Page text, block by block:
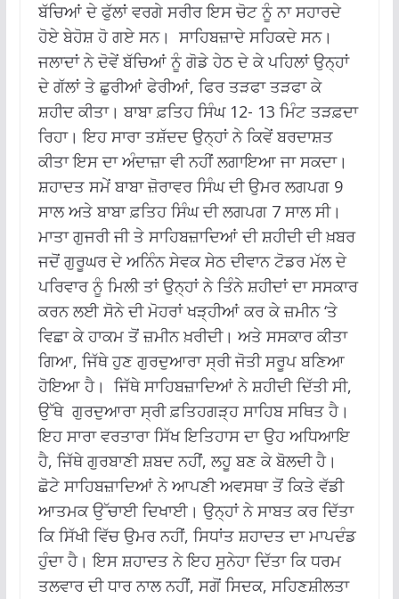
ਬੱਚਿਆਂ ਦੇ ਫੁੱਲਾਂ ਵਰਗੇ ਸਰੀਰ ਇਸ ਚੋਟ ਨੂੰ ਨਾ ਸਹਾਰਦੇ
ਹੋਏ ਬੇਹੋਸ਼ ਹੋ ਗਏ ਸਨ। ਸਾਹਿਬਜ਼ਾਦੇ ਸਹਿਕਦੇ ਸਨ।
ਜਲਾਦਾਂ ਨੇ ਦੋਵੇਂ ਬੱਚਿਆਂ ਨੂੰ ਗੋਡੇ ਹੇਠ ਦੇ ਕੇ ਪਹਿਲਾਂ ਉਨ੍ਹਾਂ
ਦੇ ਗੱਲਾਂ ਤੇ ਛੁਰੀਆਂ ਫੇਰੀਆਂ, ਫਿਰ ਤੜਫਾ ਤੜਫਾ ਕੇ
ਸ਼ਹੀਦ ਕੀਤਾ। ਬਾਬਾ ਫ਼ਤਿਹ ਸਿੰਘ 12- 13 ਮਿੰਟ ਤੜਫ਼ਦਾ
ਰਿਹਾ। ਇਹ ਸਾਰਾ ਤਸ਼ੱਦਦ ਉਨ੍ਹਾਂ ਨੇ ਕਿਵੇਂ ਬਰਦਾਸ਼ਤ
ਕੀਤਾ ਇਸ ਦਾ ਅੰਦਾਜ਼ਾ ਵੀ ਨਹੀਂ ਲਗਾਇਆ ਜਾ ਸਕਦਾ।
ਸ਼ਹਾਦਤ ਸਮੇਂ ਬਾਬਾ ਜ਼ੋਰਾਵਰ ਸਿੰਘ ਦੀ ਉਮਰ ਲਗਪਗ 9
ਸਾਲ ਅਤੇ ਬਾਬਾ ਫ਼ਤਿਹ ਸਿੰਘ ਦੀ ਲਗਪਗ 7 ਸਾਲ ਸੀ।
ਮਾਤਾ ਗੁਜਰੀ ਜੀ ਤੇ ਸਾਹਿਬਜ਼ਾਦਿਆਂ ਦੀ ਸ਼ਹੀਦੀ ਦੀ ਖ਼ਬਰ
ਜਦੋਂ ਗੁਰੂਘਰ ਦੇ ਅਨਿੰਨ ਸੇਵਕ ਸੇਠ ਦੀਵਾਨ ਟੋਡਰ ਮੱਲ ਦੇ
ਪਰਿਵਾਰ ਨੂੰ ਮਿਲੀ ਤਾਂ ਉਨ੍ਹਾਂ ਨੇ ਤਿੰਨੇ ਸ਼ਹੀਦਾਂ ਦਾ ਸਸਕਾਰ
ਕਰਨ ਲਈ ਸੋਨੇ ਦੀ ਮੋਹਰਾਂ ਖੜ੍ਹੀਆਂ ਕਰ ਕੇ ਜ਼ਮੀਨ ‘ਤੇ
ਵਿਛਾ ਕੇ ਹਾਕਮ ਤੋਂ ਜ਼ਮੀਨ ਖ਼ਰੀਦੀ। ਅਤੇ ਸਸਕਾਰ ਕੀਤਾ
ਗਿਆ, ਜਿੱਥੇ ਹੁਣ ਗੁਰਦੁਆਰਾ ਸ੍ਰੀ ਜੋਤੀ ਸਰੂਪ ਬਣਿਆ
ਹੋਇਆ ਹੈ। ਜਿੱਥੇ ਸਾਹਿਬਜ਼ਾਦਿਆਂ ਨੇ ਸ਼ਹੀਦੀ ਦਿੱਤੀ ਸੀ,
ਉੱਥੇ ਗੁਰਦੁਆਰਾ ਸ੍ਰੀ ਫ਼ਤਿਹਗੜ੍ਹ ਸਾਹਿਬ ਸਥਿਤ ਹੈ।
ਇਹ ਸਾਰਾ ਵਰਤਾਰਾ ਸਿੱਖ ਇਤਿਹਾਸ ਦਾ ਉਹ ਅਧਿਆਇ
ਹੈ, ਜਿੱਥੇ ਗੁਰਬਾਣੀ ਸ਼ਬਦ ਨਹੀਂ, ਲਹੂ ਬਣ ਕੇ ਬੋਲਦੀ ਹੈ।
ਛੋਟੇ ਸਾਹਿਬਜ਼ਾਦਿਆਂ ਨੇ ਆਪਣੀ ਅਵਸਥਾ ਤੋਂ ਕਿਤੇ ਵੱਡੀ
ਆਤਮਕ ਉੱਚਾਈ ਦਿਖਾਈ। ਉਨ੍ਹਾਂ ਨੇ ਸਾਬਤ ਕਰ ਦਿੱਤਾ
ਕਿ ਸਿੱਖੀ ਵਿੱਚ ਉਮਰ ਨਹੀਂ, ਸਿਧਾਂਤ ਸ਼ਹਾਦਤ ਦਾ ਮਾਪਦੰਡ
ਹੁੰਦਾ ਹੈ। ਇਸ ਸ਼ਹਾਦਤ ਨੇ ਇਹ ਸੁਨੇਹਾ ਦਿੱਤਾ ਕਿ ਧਰਮ
ਤਲਵਾਰ ਦੀ ਧਾਰ ਨਾਲ ਨਹੀਂ, ਸਗੋਂ ਸਿਦਕ, ਸਹਿਣਸ਼ੀਲਤਾ